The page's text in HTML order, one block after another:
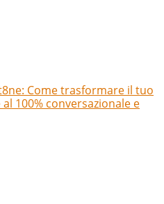
Come trasformare il tuo
100% conversazionale e